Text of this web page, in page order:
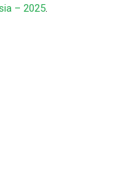
– 2025.